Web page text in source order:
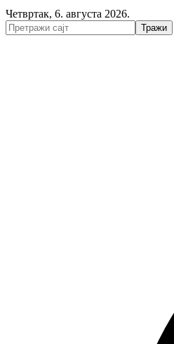
Четвртак, 6. августа 2026.